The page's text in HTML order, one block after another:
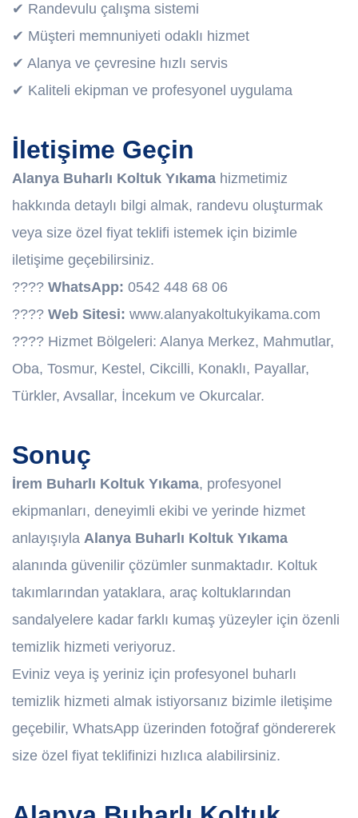
✔ Randevulu çalışma sistemi
✔ Müşteri memnuniyeti odaklı hizmet
✔ Alanya ve çevresine hızlı servis
✔ Kaliteli ekipman ve profesyonel uygulama
İletişime Geçin
Alanya Buharlı Koltuk Yıkama hizmetimiz
hakkında detaylı bilgi almak, randevu oluşturmak
veya size özel fiyat teklifi istemek için bizimle
iletişime geçebilirsiniz.
???? WhatsApp: 0542 448 68 06
???? Web Sitesi: www.alanyakoltukyikama.com
???? Hizmet Bölgeleri: Alanya Merkez, Mahmutlar,
Oba, Tosmur, Kestel, Cikcilli, Konaklı, Payallar,
Türkler, Avsallar, İncekum ve Okurcalar.
Sonuç
İrem Buharlı Koltuk Yıkama, profesyonel
ekipmanları, deneyimli ekibi ve yerinde hizmet
anlayışıyla Alanya Buharlı Koltuk Yıkama
alanında güvenilir çözümler sunmaktadır. Koltuk
takımlarından yataklara, araç koltuklarından
sandalyelere kadar farklı kumaş yüzeyler için özenli
temizlik hizmeti veriyoruz.
Eviniz veya iş yeriniz için profesyonel buharlı
temizlik hizmeti almak istiyorsanız bizimle iletişime
geçebilir, WhatsApp üzerinden fotoğraf göndererek
size özel fiyat teklifinizi hızlıca alabilirsiniz.